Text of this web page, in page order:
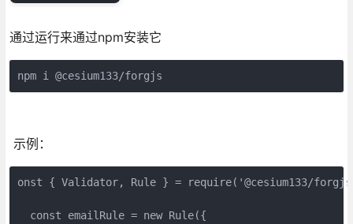
通过运行来通过npm安装它
npm i @cesium133/forgjs
示例：
onst { Validator, Rule } = require('@cesium133/
  const emailRule = new Rule({